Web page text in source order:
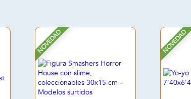
NOVEDAD NOVEDAD